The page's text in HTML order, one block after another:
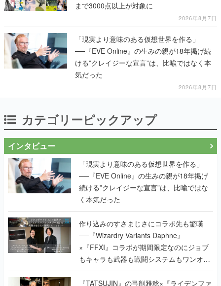
まで3000点以上が対象に
2026年8月7日
「現実より意味のある仮想世界を作る」
──『EVE Online』の生みの親が18年掲げ続
ける”クレイジーな宣言”は、比喩ではなく本
気だった
2026年8月7日
カテゴリーピックアップ
インタビュー
「現実より意味のある仮想世界を作る」
──『EVE Online』の生みの親が18年掲げ
続ける”クレイジーな宣言”は、比喩ではな
く本気だった
作り込みのすさまじさにコラボ先も驚嘆
──『Wizardry Variants Daphne』
×『FFXI』コラボが期間限定なのにジョブ
もキャラも武器も戦闘システムもワンオフ
で作り込まれた理由を両ディレクターに聞
く
『TATSUJIN』の弓削雅稔×『ライデンファ